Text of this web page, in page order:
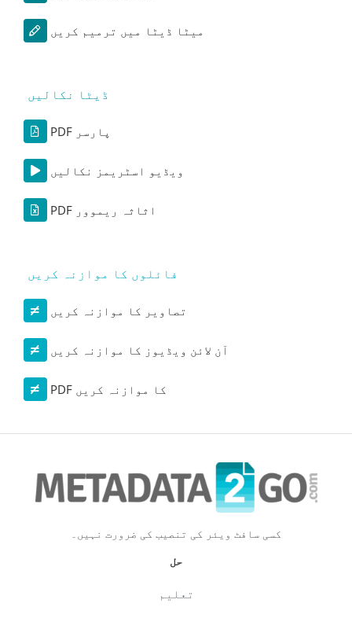
میٹا ڈیٹا میں ترمیم کریں
ڈیٹا نکالیں
PDF پارسر
ویڈیو اسٹریمز نکالیں
PDF اثاثہ ریموور
فائلوں کا موازنہ کریں
تصاویر کا موازنہ کریں
آن لائن ویڈیوز کا موازنہ کریں
PDF کا موازنہ کریں
کسی سافٹ ویئر کی تنصیب کی ضرورت نہیں۔
حل
تعلیم